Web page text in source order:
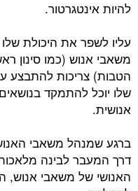
להיות אינטגרטור.
עליו לשפר את היכולת
משאבי אנוש (כמו סינון
הטבות) צריכות להתבצע
שלו יוכל להתמקד
אנושית.
ברגע שמנהל משאבי
דרך המעבר לבינה
האנושי של משאבי אנוש,